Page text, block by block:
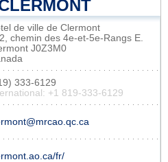
de ville de Clermont
chemin des 4e-et-5e-Rangs E.
J0Z3M0
333-6129
+1 819-333-6129
fr/